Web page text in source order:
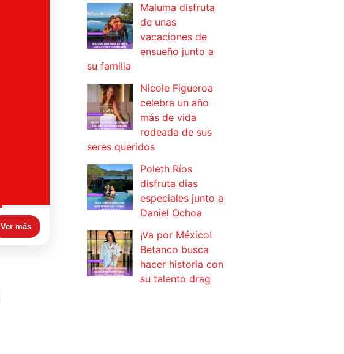
Ver más
Maluma disfruta
de unas
vacaciones de
ensueño junto a
su familia
Nicole Figueroa
celebra un año
más de vida
rodeada de sus
seres queridos
Poleth Ríos
disfruta días
especiales junto a
Daniel Ochoa
¡Va por México!
Betanco busca
hacer historia con
su talento drag